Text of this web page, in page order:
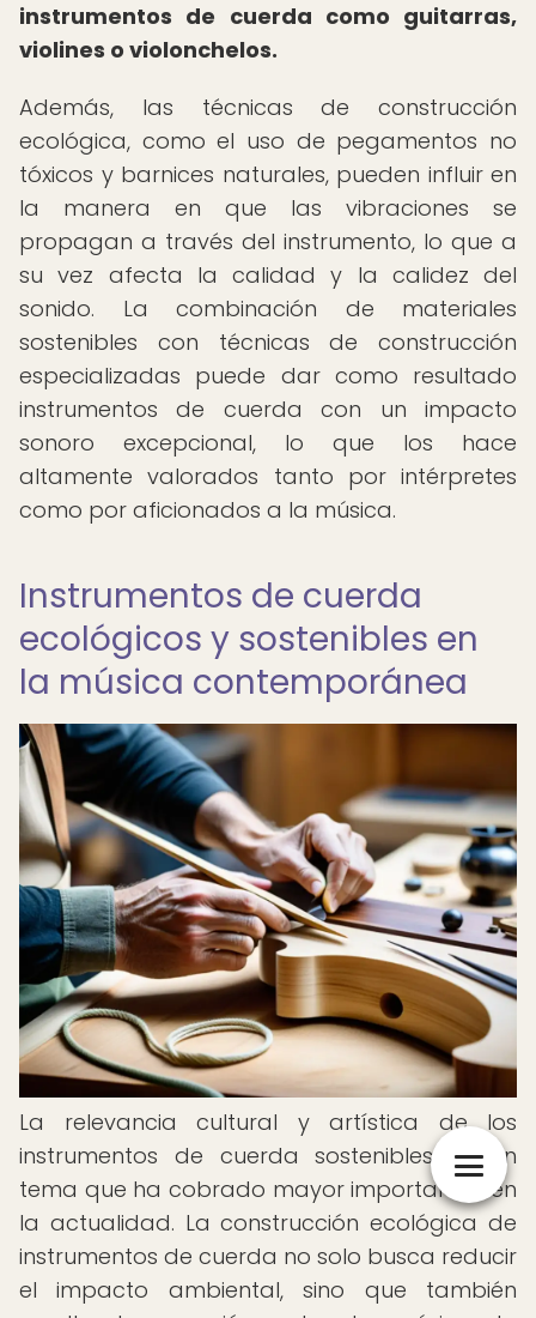
instrumentos de cuerda como guitarras,
violines o violonchelos.
Además, las técnicas de construcción
ecológica, como el uso de pegamentos no
tóxicos y barnices naturales, pueden influir en
la manera en que las vibraciones se
propagan a través del instrumento, lo que a
su vez afecta la calidad y la calidez del
sonido. La combinación de materiales
sostenibles con técnicas de construcción
especializadas puede dar como resultado
instrumentos de cuerda con un impacto
sonoro excepcional, lo que los hace
altamente valorados tanto por intérpretes
como por aficionados a la música.
Instrumentos de cuerda
ecológicos y sostenibles en
la música contemporánea
La relevancia cultural y artística de los
instrumentos de cuerda sostenibles es un
tema que ha cobrado mayor importancia en
la actualidad. La construcción ecológica de
instrumentos de cuerda no solo busca reducir
el impacto ambiental, sino que también